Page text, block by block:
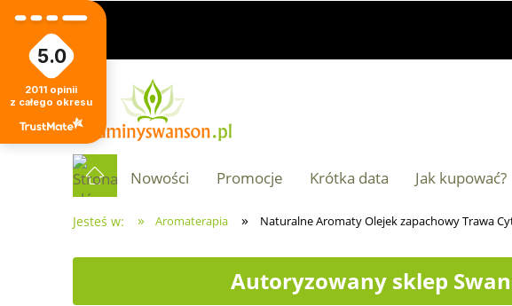
Nowości Promocje Krótka data Jak kupować?
Jesteś w: » Aromaterapia » Naturalne Aromaty Olejek zapachowy Trawa
Autoryzowany sklep
5.0
2011 opinii
z całego okresu